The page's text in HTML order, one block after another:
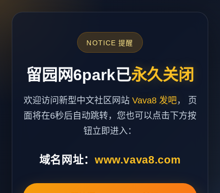
NOTICE 提醒
留园网6park已永久关闭
欢迎访问新型中文社区网站 Vava8 发吧， 页
面将在6秒后自动跳转，您也可以点击下方按
钮立即进入：
域名网址： www.vava8.com